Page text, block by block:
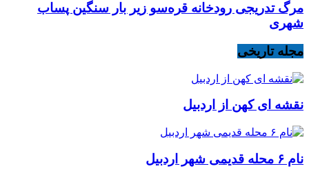
مرگ تدریجی رودخانه قره‌سو زیر بار سنگین پساب
شهری
مجله تاریخی
نقشه ای کهن از اردبیل
نام ۶ محله قدیمی شهر اردبیل